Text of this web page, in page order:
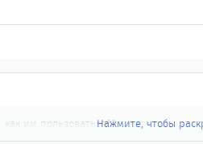
им пользоваться??Нажмите, чтобы